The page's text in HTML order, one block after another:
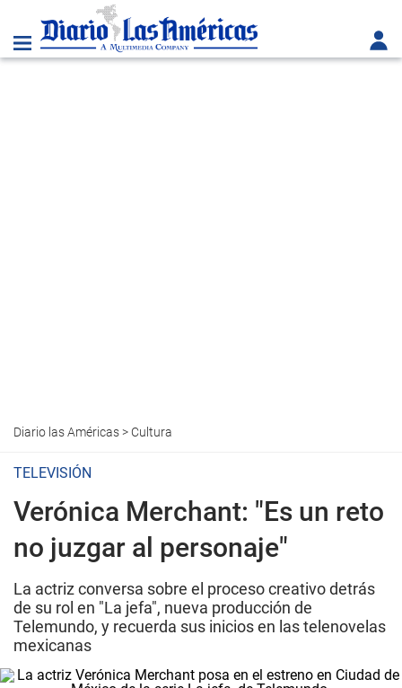
Diario las Américas> Cultura
TELEVISIÓN
Verónica Merchant: "Es un reto
no juzgar al personaje"
La actriz conversa sobre el proceso creativo detrás
de su rol en "La jefa", nueva producción de
Telemundo, y recuerda sus inicios en las telenovelas
mexicanas